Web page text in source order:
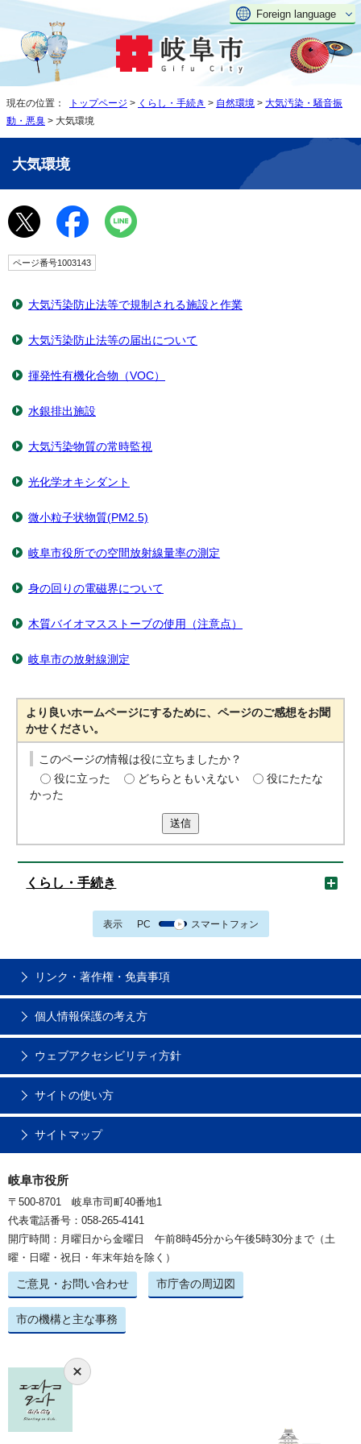
Foreign language
現在の位置： トップページ > くらし・手続き > 自然環境 > 大気汚染・騒音振
動・悪臭 > 大気環境
大気環境
ページ番号1003143
大気汚染防止法等で規制される施設と作業
大気汚染防止法等の届出について
揮発性有機化合物（VOC）
水銀排出施設
大気汚染物質の常時監視
光化学オキシダント
微小粒子状物質(PM2.5)
岐阜市役所での空間放射線量率の測定
身の回りの電磁界について
木質バイオマスストーブの使用（注意点）
岐阜市の放射線測定
より良いホームページにするために、ページのご感想をお聞
かせください。
このページの情報は役に立ちましたか？
役に立った
どちらともいえない
役にたたな
かった
送信
くらし・手続き
表示 PC スマートフォン
リンク・著作権・免責事項
個人情報保護の考え方
ウェブアクセシビリティ方針
サイトの使い方
サイトマップ
岐阜市役所
〒500-8701 岐阜市司町40番地1
代表電話番号：058-265-4141
開庁時間：月曜日から金曜日 午前8時45分から午後5時30分まで（土
曜・日曜・祝日・年末年始を除く）
ご意見・お問い合わせ 市庁舎の周辺図
市の機構と主な事務